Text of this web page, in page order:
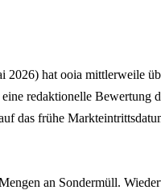
2026) hat ooia mittlerweile
redaktionelle Bewertung
das frühe
an Sondermüll.